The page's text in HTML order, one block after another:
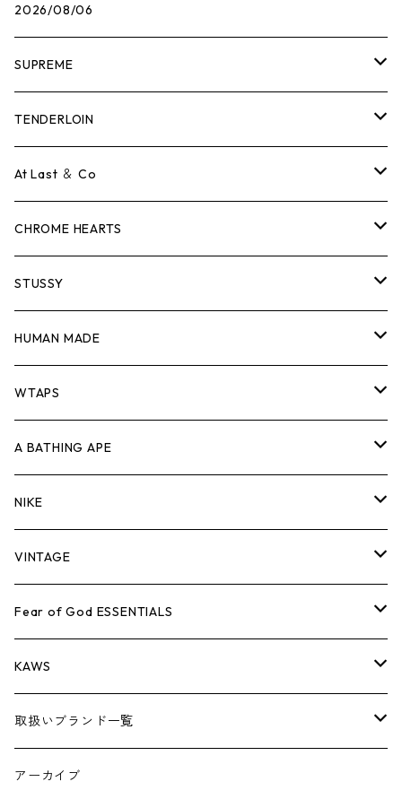
2026/08/06
SUPREME
Tシャツ
ロンTEE
スウェット/ニット
シャツ
ジャケット
パンツ
キャップ・ハット
バッグ
シューズ
小物
コラボレーション
×THE NORTH FACE
×COMME des GARCONS
シーズンアイテム
26SS
BOX LOGOアイテム
TENDERLOIN
Tシャツ
ロンTEE
スウェット/ニット
シャツ
ジャケット
パンツ
キャップ・ハット
バッグ
シューズ
小物
At Last ＆ Co
Tシャツ
ロンTEE
スウェット/ニット
シャツ
ジャケット
パンツ
キャップ・ハット
バッグ
シューズ
小物
CHROME HEARTS
Tシャツ
ロンTEE
スウェット/ニット
シャツ
ジャケット
パンツ
キャップ・ハット
バッグ
シューズ
小物
STUSSY
Tシャツ
ロンTEE
スウェット/ニット
シャツ
ジャケット
パンツ
キャップ・ハット
バッグ
シューズ
HUMAN MADE
Tシャツ
ロンT
スウェット/ニット
シャツ
ジャケット
パンツ
キャップ
バッグ
WTAPS
Tシャツ
ロンTEE
スウェット/ニット
シャツ
ジャケット
パンツ
キャップ・ハット
A BATHING APE
Tシャツ
ロンTEE
スウェット/ニット
シャツ
ジャケット
パンツ
NIKE
シューズ
AIR JORDAN 1
AIR JORDAN 3
アパレル・小物
VINTAGE
Tシャツ
ロンTEE
スウェット/ニット
ジャケット
Fear of God ESSENTIALS
Tシャツ
ロンTEE
スウェット/ニット
KAWS
アパレル
小物
取扱いブランド一覧
A
アーカイブ